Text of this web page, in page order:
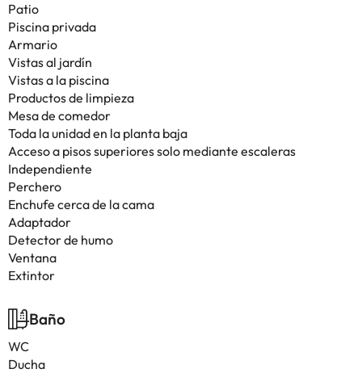
Patio
Piscina privada
Armario
Vistas al jardín
Vistas a la piscina
Productos de limpieza
Mesa de comedor
Toda la unidad en la planta baja
Acceso a pisos superiores solo mediante escaleras
Independiente
Perchero
Enchufe cerca de la cama
Adaptador
Detector de humo
Ventana
Extintor
Baño
WC
Ducha